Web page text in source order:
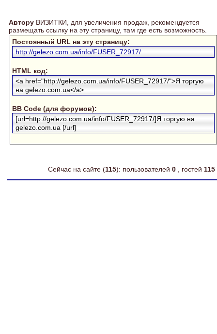
Автору ВИЗИТКИ, для увеличения продаж, рекомендуется
размещать ссылку на эту страницу, там где есть возможность.
Постоянный URL на эту страницу:
http://gelezo.com.ua/info/FUSER_72917/
HTML код:
<a href="http://gelezo.com.ua/info/FUSER_72917/">Я торгую
на gelezo.com.ua</a>
BB Code (для форумов):
[url=http://gelezo.com.ua/info/FUSER_72917/]Я торгую на
gelezo.com.ua [/url]
Сейчас на сайте (115): пользователей 0 , гостей 115